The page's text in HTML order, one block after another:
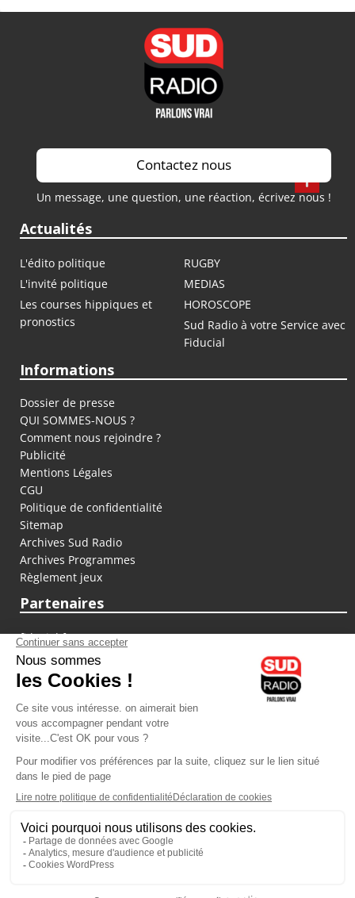
Contactez nous
Un message, une question, une réaction, écrivez nous !
Actualités
L'édito politique
RUGBY
L'invité politique
MEDIAS
Les courses hippiques et
pronostics
HOROSCOPE
Sud Radio à votre Service avec
Fiducial
Informations
Dossier de presse
QUI SOMMES-NOUS ?
Comment nous rejoindre ?
Publicité
Mentions Légales
CGU
Politique de confidentialité
Sitemap
Archives Sud Radio
Archives Programmes
Règlement jeux
Partenaires
fiducial.fr
lyoncapitale.fr
olympique-et-lyonnais.com
L'application Iphone / Android
Téléchargez l'application
Les cookies
Gestion des cookies
Crédit photos : ©Sud Radio / Pierre Olivier